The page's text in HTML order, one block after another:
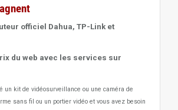
officiel Dahua, TP-Link et
du web avec les services sur
un kit de vidéosurveillance ou une caméra de
sans fil ou un portier vidéo et vous avez besoin